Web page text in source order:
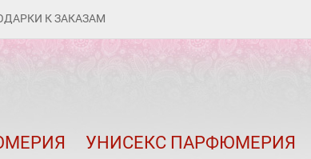
К ЗАКАЗАМ
КОНТАКТЫУНИСЕКС ПАРФЮМЕРИЯ